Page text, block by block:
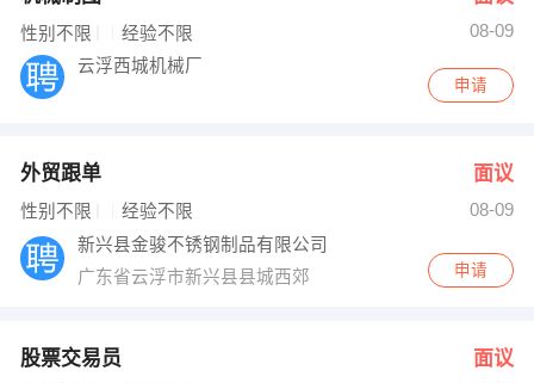
性别不限 经验不限
08-09
云浮西城机械厂
申请
外贸跟单 面议
性别不限 经验不限
08-09
新兴县金骏不锈钢制品有限公司
广东省云浮市新兴县县城西郊
申请
股票交易员 面议